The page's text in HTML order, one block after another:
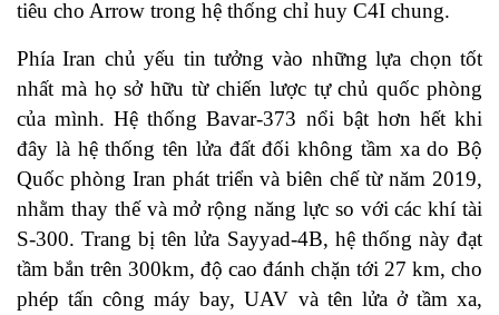
tiêu cho Arrow trong hệ thống chỉ huy C4I chung.
Phía Iran chủ yếu tin tưởng vào những lựa chọn tốt
nhất mà họ sở hữu từ chiến lược tự chủ quốc phòng
của mình. Hệ thống Bavar‑373 nổi bật hơn hết khi
đây là hệ thống tên lửa đất đối không tầm xa do Bộ
Quốc phòng Iran phát triển và biên chế từ năm 2019,
nhằm thay thế và mở rộng năng lực so với các khí tài
S‑300. Trang bị tên lửa Sayyad‑4B, hệ thống này đạt
tầm bắn trên 300km, độ cao đánh chặn tới 27 km, cho
phép tấn công máy bay, UAV và tên lửa ở tầm xa,